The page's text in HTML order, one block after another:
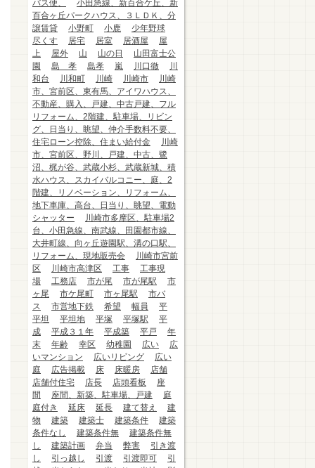
バス便、
小田急線、新百合ケ丘、新
百合ヶ丘パークハウス、３ＬＤＫ、分
譲賃貸
小野町 小鹿
少年野球
尽くす
居宅 居室 居酒屋
屋
上
屋外 山 山の日
山田富士公
園
島 孝 島孝 嵐 川口徹
川
和台
川和町 川崎 川崎市
川崎
市、宮前区、東有馬、アイワハウス、
不動産、購入、戸建、中古戸建、フル
リフォーム、2階建、駐車場、リビン
グ、日当り、眺望、仲介手数料不要、
住宅ローン控除、住まい給付金
川崎
市、宮前区、野川、戸建、中古、鷺
沼、梶が谷、武蔵小杉、武蔵新城、積
水ハウス、スカイバルコニー、庭、2
階建、リノベーション、リフォーム、
地下車庫、高台、日当り、眺望、電動
シャッター
川崎市多摩区、駐車場2
台、小田急線、南武線、田園都市線、
大井町線、向ヶ丘遊園駅、溝の口駅、
リフォーム、現地販売会
川崎市宮前
区
川崎市高津区 工事
工事現
場
工務店 市が尾 市が尾駅
市
ヶ尾
市ケ尾町 市ヶ尾駅
市バ
ス
市営地下鉄 希望 幅員
平
平坦
平坦地 平塚 平塚駅
平
成
平成３１年 平成築 平戸
年
末
年齢 幸区 幼稚園 広い
広
いマンション
広いリビング
広い
庭
広告掲載 床 床暖房
店舗
店舗付住宅
店長 店頭看板
座
間
座間、新築、駐車場、戸建
庭
庭付き
延床 延長 建て替え
建
物
建築 建築士 建築条件
建築
条件なし
建築条件無
建築条件無
し
建築計画 弁当 弊害
引き渡
し
引っ越し 引渡 引渡即可
引